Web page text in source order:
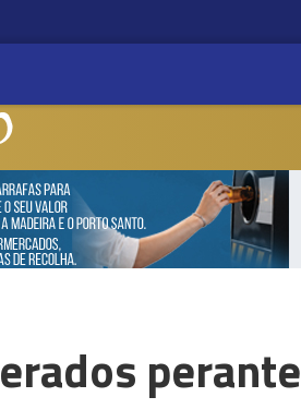
perante